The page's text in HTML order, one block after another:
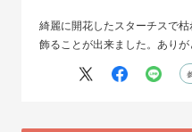
綺麗に開花したスターチスで
飾ることが出来ました。ありが